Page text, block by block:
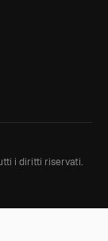
i diritti riservati.